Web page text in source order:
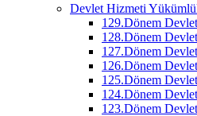
Devlet Hizmeti
129.Dönem
128.Dönem
127.Dönem
126.Dönem
125.Dönem
124.Dönem
123.Dönem